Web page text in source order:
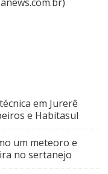
em Jurerê
e Habitasul
um meteoro e
no sertanejo